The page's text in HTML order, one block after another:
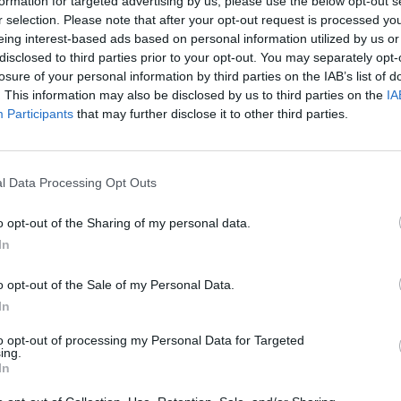
selection. Please note that after your opt-out request is processed
interest-based ads based on personal information utilized by us
to third parties prior to your opt-out. You may separately
of your personal information by third parties on the IAB’s list of
This information may also be disclosed by us to third parties on the
Participants that may further disclose it to other third parties.
Data Processing Opt Outs
opt-out of the Sharing of my personal data.
opt-out of the Sale of my Personal Data.
opt-out of processing my Personal Data for Targeted
bankcsődök után az európai bankszanálási hatóság
hogy biztosítsanak nagyobb "tűzerőt" a
át a bankok felszámolásának a szabályait,
határozott fellépésre van szükség – írja a Financial
márciusi összeomlása arra késztette az Egyesült Államokat,
és garantálja a betétesek azonnali és teljes
is állami beavatkozásra, a Svájci Nemzeti Bank és a
volt szükség. Csütörtökön...
portfolio.hu hírarchívumához tartozik, melynek olvasása
tartalmazza: